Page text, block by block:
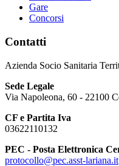
Gare
Concorsi
Contatti
Azienda Socio Sanitaria
Sede Legale
Via Napoleona, 60 - 22100
CF e Partita Iva
03622110132
PEC - Posta Elettronica
protocollo@pec.asst-lariana.it